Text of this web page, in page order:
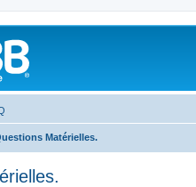
Matérielles.